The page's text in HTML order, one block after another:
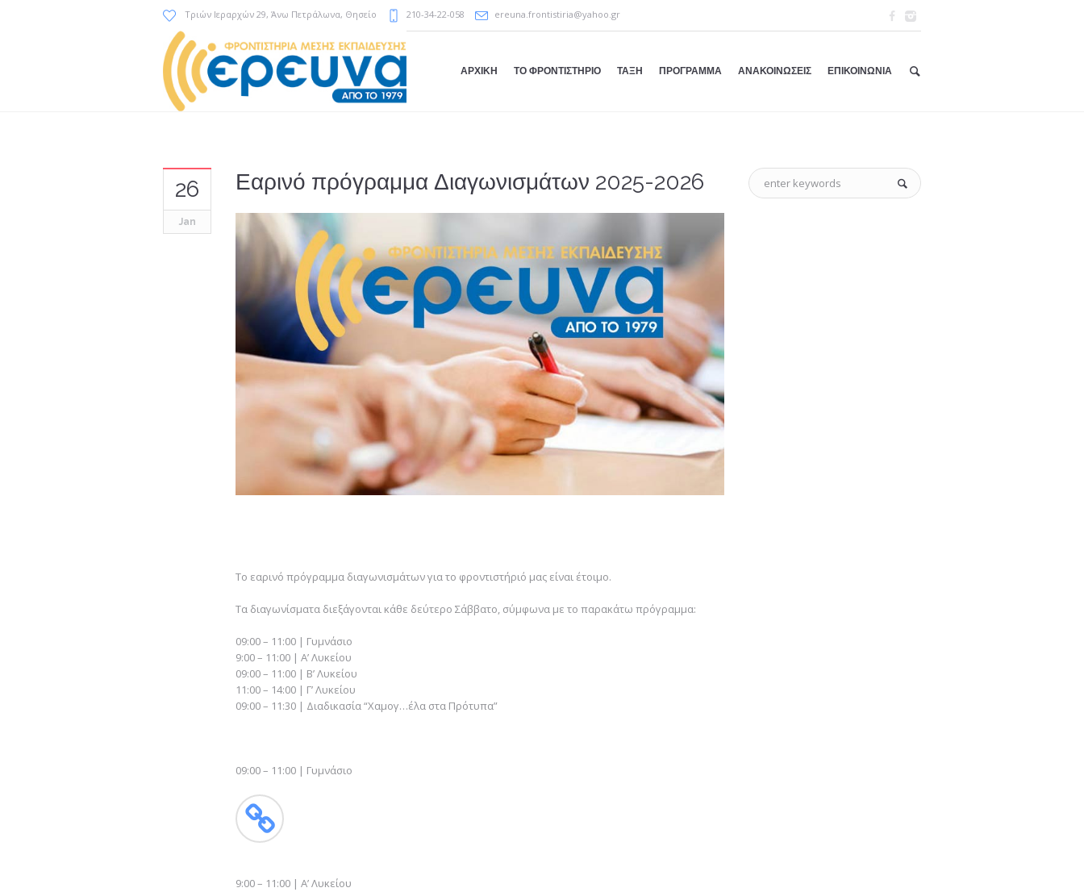
Τριών Ιεραρχών 29, Άνω Πετράλωνα, Θησείο 210-34-22-058 ereuna.frontistiria@yahoo.gr
ΑΡΧΙΚΗ ΤΟ ΦΡΟΝΤΙΣΤΗΡΙΟ ΤΑΞΗ ΠΡΟΓΡΑΜΜΑ ΑΝΑΚΟΙΝΩΣΕΙΣ ΕΠΙΚΟΙΝΩΝΙΑ
26
Jan
Εαρινό πρόγραμμα Διαγωνισμάτων 2025-2026
Το εαρινό πρόγραμμα διαγωνισμάτων για το φροντιστήριό μας είναι έτοιμο.
Τα διαγωνίσματα διεξάγονται κάθε δεύτερο Σάββατο, σύμφωνα με το παρακάτω πρόγραμμα:
09:00 – 11:00 | Γυμνάσιο
9:00 – 11:00 | Α’ Λυκείου
09:00 – 11:00 | Β’ Λυκείου
11:00 – 14:00 | Γ’ Λυκείου
09:00 – 11:30 | Διαδικασία “Χαμογ…έλα στα Πρότυπα”
09:00 – 11:00 | Γυμνάσιο
9:00 – 11:00 | Α’ Λυκείου